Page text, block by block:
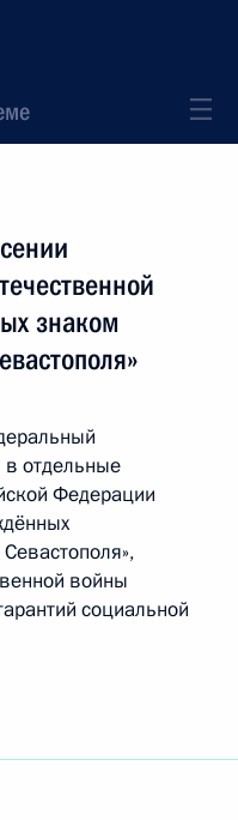
знаком
в отдельные
Федерации
войны
социальной